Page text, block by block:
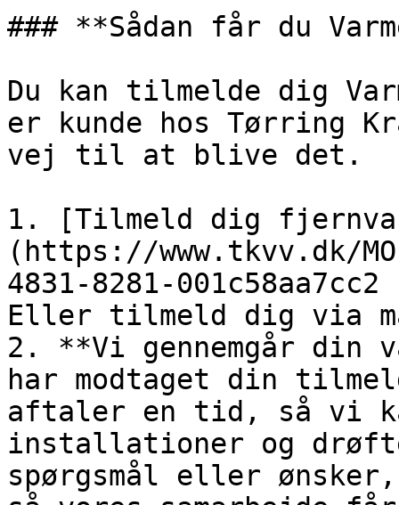
### **Sådan får du
Du kan tilmelde dig
er kunde hos Tørring
vej til at blive det.
1. [Tilmeld dig
(https://www.tkvv.dk/
4831-8281-
Eller tilmeld dig via
2. **Vi gennemgår
har modtaget din
aftaler en tid, så vi
installationer og
spørgsmål eller ønsker,